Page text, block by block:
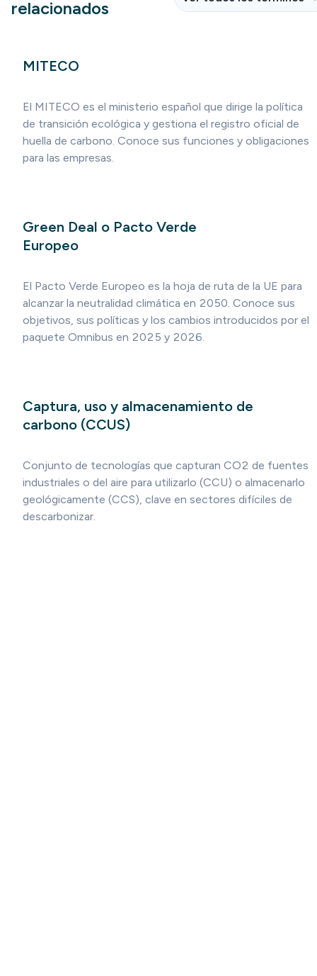
relacionados
MITECO
El MITECO es el ministerio español que dirige la política
de transición ecológica y gestiona el registro oficial de
huella de carbono. Conoce sus funciones y obligaciones
para las empresas.
Green Deal o Pacto Verde
Europeo
El Pacto Verde Europeo es la hoja de ruta de la UE para
alcanzar la neutralidad climática en 2050. Conoce sus
objetivos, sus políticas y los cambios introducidos por el
paquete Omnibus en 2025 y 2026.
Captura, uso y almacenamiento de
carbono (CCUS)
Conjunto de tecnologías que capturan CO2 de fuentes
industriales o del aire para utilizarlo (CCU) o almacenarlo
geológicamente (CCS), clave en sectores difíciles de
descarbonizar.